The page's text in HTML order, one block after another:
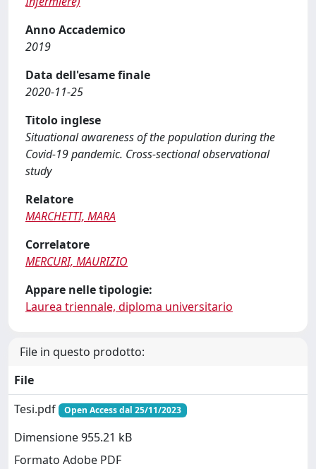
Anno Accademico
2019
Data dell'esame finale
2020-11-25
Titolo inglese
Situational awareness of the population during the
Covid-19 pandemic. Cross-sectional observational
study
Relatore
MARCHETTI, MARA
Correlatore
MERCURI, MAURIZIO
Appare nelle tipologie:
Laurea triennale, diploma universitario
File in questo prodotto:
File
Tesi.pdf
Open Access dal 25/11/2023
Dimensione 955.21 kB
Formato Adobe PDF